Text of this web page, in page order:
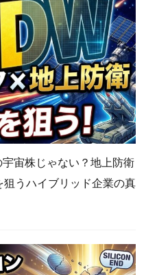
宙株じゃない？地上防衛
うハイブリッド企業の真